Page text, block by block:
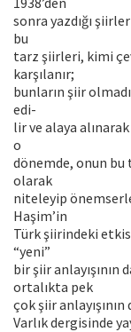
sonra yazdığı
bu
tarz şiirleri, kimi
karşılanır;
bunların şiir
edi-
lir ve alaya
o
dönemde, onun
olarak
niteleyip
Haşim’in
Türk şiirindeki
“yeni”
bir şiir anlayışının
ortalıkta pek
çok şiir
Varlık dergisinde